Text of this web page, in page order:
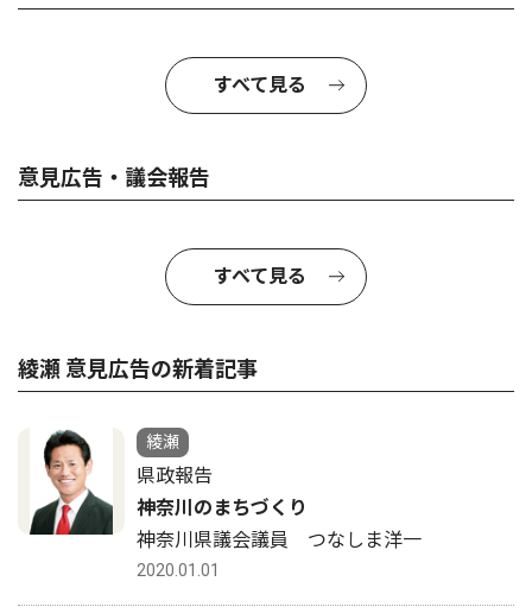
すべて見る
意見広告・議会報告
すべて見る
綾瀬 意見広告の新着記事
綾瀬
県政報告
神奈川のまちづくり
神奈川県議会議員 つなしま洋一
2020.01.01